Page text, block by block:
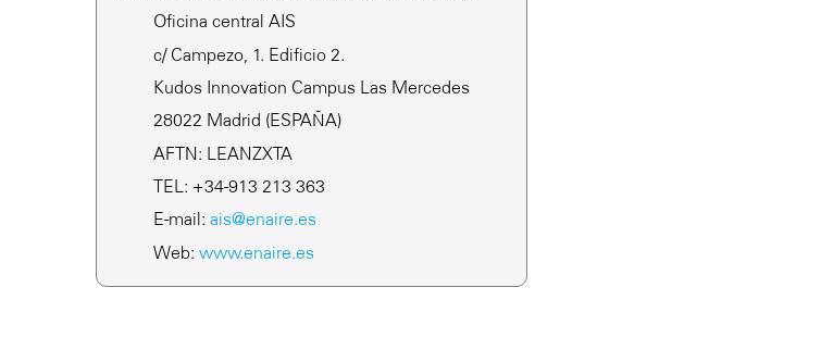
Oficina central AIS
c/ Campezo, 1. Edificio 2.
Kudos Innovation Campus Las Mercedes
28022 Madrid (ESPAÑA)
AFTN: LEANZXTA
TEL: +34-913 213 363
E-mail: ais@enaire.es
Web: www.enaire.es